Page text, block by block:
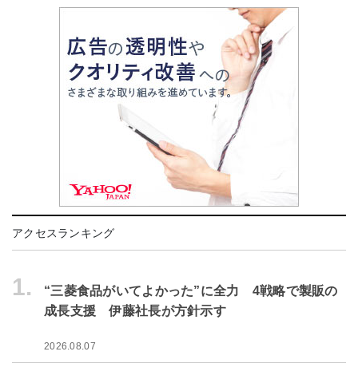
アクセスランキング
1.
“三菱食品がいてよかった”に全力 4戦略で製販の
成長支援 伊藤社長が方針示す
2026.08.07